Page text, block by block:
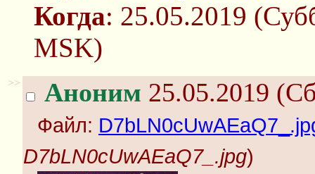
Когда: 25.05.2019
MSK)
>> Аноним 25.05.2019
Файл:
D7bLN0cUwAEaQ7_.jpg)